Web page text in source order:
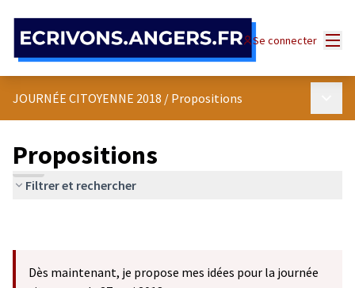
Se connecter
JOURNÉE CITOYENNE 2018 / Propositions
Propositions
Filtrer et rechercher
Dès maintenant, je propose mes idées pour la journée